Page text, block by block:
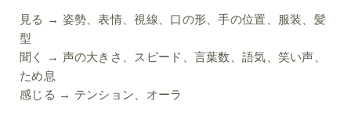
見る → 姿勢、表情、視線、口の形、手の位置、服装、髪
型
聞く → 声の大きさ、スピード、言葉数、語気、笑い声、
ため息
感じる → テンション、オーラ